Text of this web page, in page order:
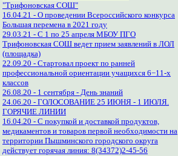
"Трифоновская СОШ"
16.04.21 - О проведении Всероссийского конкурса
Большая перемена в 2021 году
29.03.21 - С 1 по 25 апреля МБОУ ПГО
Трифоновская СОШ ведет прием заявлений в ЛОЛ
(площадка)
22.09.20 - Стартовал проект по ранней
профессиональной ориентации учащихся 6−11-х
классов
26.08.20 - 1 сентября - День знаний
24.06.20 - ГОЛОСОВАНИЕ 25 ИЮНЯ - 1 ИЮЛЯ.
ГОРЯЧИЕ ЛИНИИ
16.04.20 - С покупкой и доставкой продуктов,
медикаментов и товаров первой необходимости на
территории Пышминского городского округа
действует горячая линия: 8(34372)2-45-56